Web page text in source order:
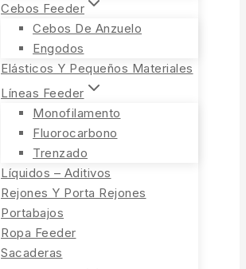
Cebos Feeder
Cebos De Anzuelo
Engodos
Elásticos Y Pequeños Materiales
Líneas Feeder
Monofilamento
Fluorocarbono
Trenzado
Líquidos – Aditivos
Rejones Y Porta Rejones
Portabajos
Ropa Feeder
Sacaderas